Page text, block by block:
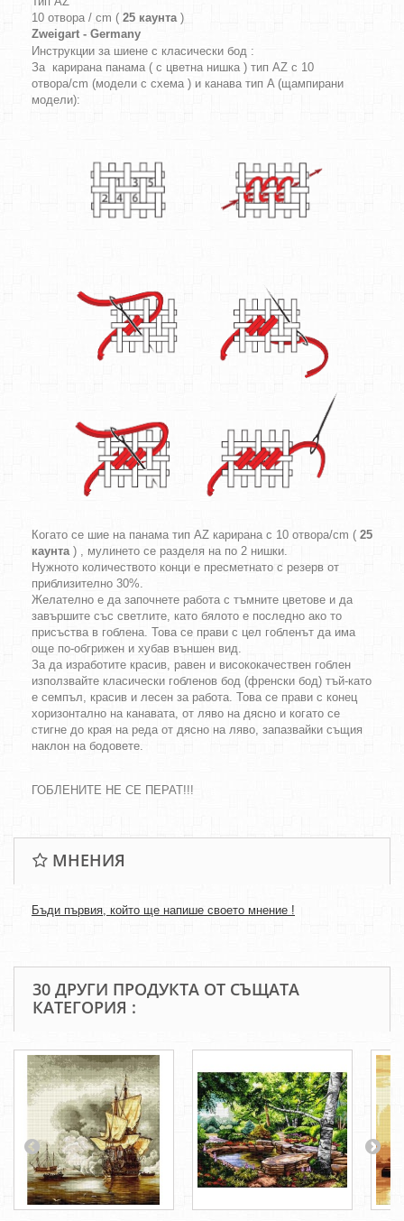
10 отвора / cm ( 25 каунта)
Zweigart - Germany
Инструкции за шиене с класически бод :
За карирана панама ( с цветна нишка ) тип AZ с 10
отвора/cm (модели с схема ) и канава тип A (щампирани
модели):
Когато се шие на панама тип AZ карирана с 10 отвора/cm ( 25
каунта) , мулинето се разделя на по 2 нишки.
Нужното количеството конци е пресметнато с резерв от
приблизително 30%.
Желателно е да започнете работа с тъмните цветове и да
завършите със светлите, като бялото е последно ако то
присъства в гоблена. Това се прави с цел гобленът да има
още по-обгрижен и хубав външен вид.
За да изработите красив, равен и висококачествен гоблен
използвайте класически гобленов бод (френски бод) тъй-като
е семпъл, красив и лесен за работа. Това се прави с конец
хоризонтално на канавата, от ляво на дясно и когато се
стигне до края на реда от дясно на ляво, запазвайки същия
наклон на бодовете.
ГОБЛЕНИТЕ НЕ СЕ ПЕРАТ!!!
МНЕНИЯ
Бъди първия, който ще напише своето мнение !
30 ДРУГИ ПРОДУКТА ОТ СЪЩАТА
КАТЕГОРИЯ :